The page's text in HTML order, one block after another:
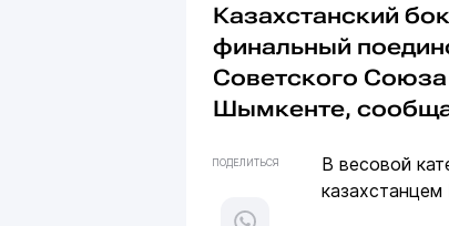
Казахстанский
финальный
Советского
Шымкенте,
ПОДЕЛИТЬСЯ
В весовой